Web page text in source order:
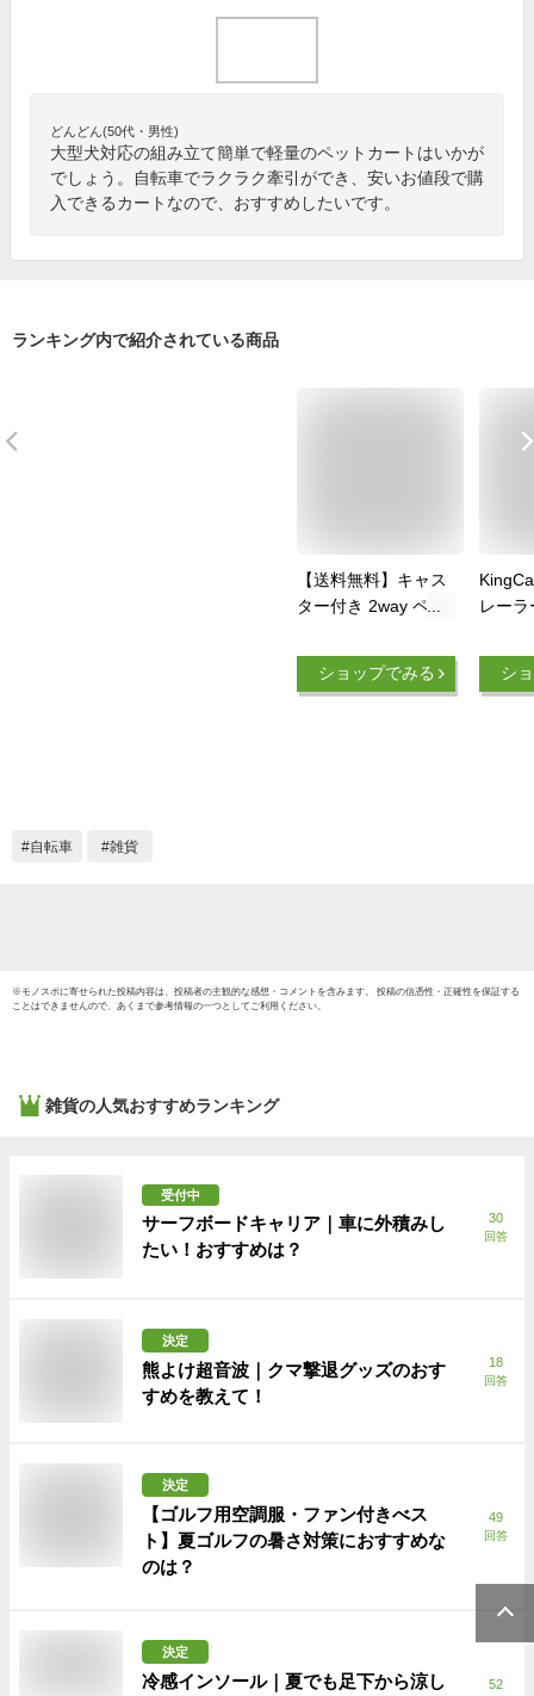
どんどん(50代・男性)
大型犬対応の組み立て簡単で軽量のペットカートはいかが
でしょう。自転車でラクラク牽引ができ、安いお値段で購
入できるカートなので、おすすめしたいです。
ランキング内で紹介されている商品
【送料無料】キャス
ター付き 2way ペッ
み キャリーカート
犬用 犬用キャリーバ
ショップでみる
レー
ペット
カー
シ
自転車 雑貨
※モノスポに寄せられた投稿内容は、投稿者の主観的な感想・コメントを含みます。 投稿の信憑性・正確性を保証する
ことはできませんので、あくまで参考情報の一つとしてご利用ください。
雑貨の人気おすすめランキング
受付中
サーフボードキャリア｜車に外積みし
たい！おすすめは？
30
回答
決定
熊よけ超音波｜クマ撃退グッズのおす
すめを教えて！
18
回答
決定
【ゴルフ用空調服・ファン付きべス
ト】夏ゴルフの暑さ対策におすすめな
のは？
49
回答
決定
冷感インソール｜夏でも足下から涼し 52